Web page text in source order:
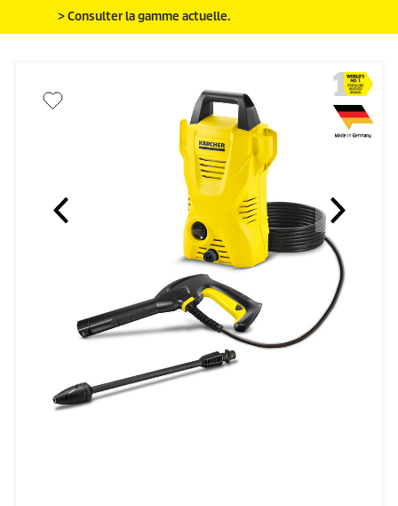
> Consulter la gamme actuelle.